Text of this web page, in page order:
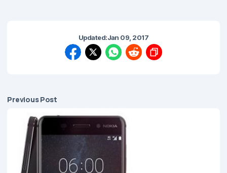
Updated:Jan 09, 2017
Previous Post